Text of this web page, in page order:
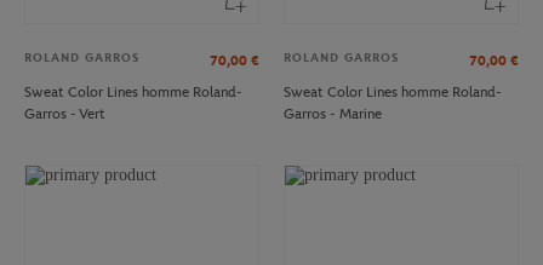
ROLAND GARROS 70,00 €
Sweat Color Lines homme Roland-
Garros - Vert
ROLAND GARROS 70,00 €
Sweat Color Lines homme Roland-
Garros - Marine